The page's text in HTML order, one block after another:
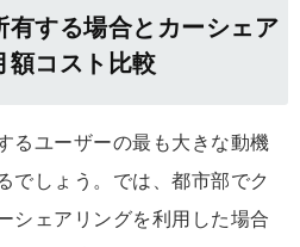
有する場合とカーシェア
額コスト比較
るユーザーの最も大きな動機
でしょう。では、都市部でク
シェアリングを利用した場合